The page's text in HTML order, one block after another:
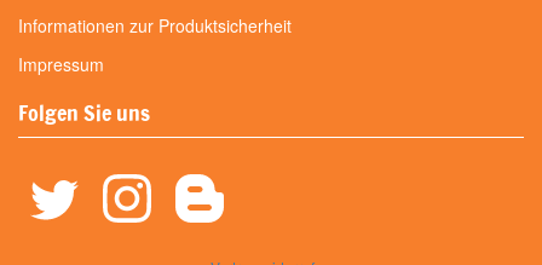
Informationen zur Produktsicherheit
Impressum
Folgen Sie uns